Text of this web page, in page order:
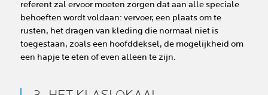
referent zal ervoor moeten zorgen dat aan alle speciale
behoeften wordt voldaan: vervoer, een plaats om te
rusten, het dragen van kleding die normaal niet is
toegestaan, zoals een hoofddeksel, de mogelijkheid om
een hapje te eten of even alleen te zijn.